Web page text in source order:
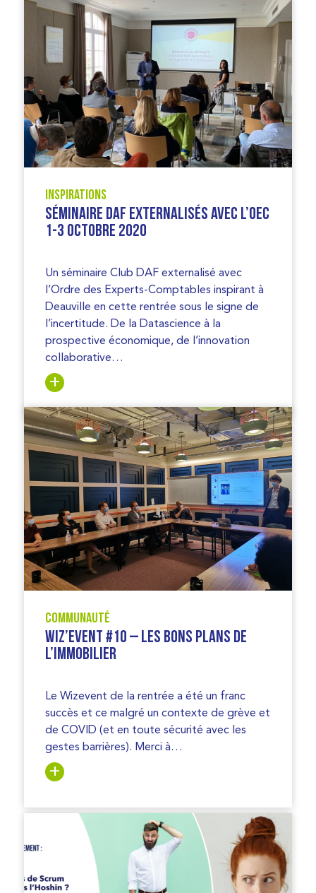
Inspirations
Séminaire DAF externalisés avec l’OEC
1-3 Octobre 2020
Un séminaire Club DAF externalisé avec
l’Ordre des Experts-Comptables inspirant à
Deauville en cette rentrée sous le signe de
l’incertitude. De la Datascience à la
prospective économique, de l’innovation
collaborative…
Communauté
WIZ’EVENT #10 – LES BONS PLANS DE
L’IMMOBILIER
Le Wizevent de la rentrée a été un franc
succès et ce malgré un contexte de grève et
de COVID (et en toute sécurité avec les
gestes barrières). Merci à…